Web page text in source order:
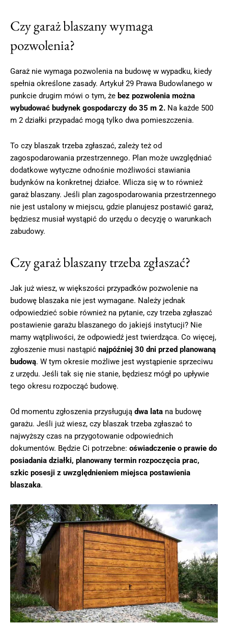
Czy garaż blaszany wymaga
pozwolenia?
Garaż nie wymaga pozwolenia na budowę w wypadku, kiedy
spełnia określone zasady. Artykuł 29 Prawa Budowlanego w
punkcie drugim mówi o tym, że bez pozwolenia można
wybudować budynek gospodarczy do 35 m 2. Na każde 500
m 2 działki przypadać mogą tylko dwa pomieszczenia.
To czy blaszak trzeba zgłaszać, zależy też od
zagospodarowania przestrzennego. Plan może uwzględniać
dodatkowe wytyczne odnośnie możliwości stawiania
budynków na konkretnej działce. Wlicza się w to również
garaż blaszany. Jeśli plan zagospodarowania przestrzennego
nie jest ustalony w miejscu, gdzie planujesz postawić garaż,
będziesz musiał wystąpić do urzędu o decyzję o warunkach
zabudowy.
Czy garaż blaszany trzeba zgłaszać?
Jak już wiesz, w większości przypadków pozwolenie na
budowę blaszaka nie jest wymagane. Należy jednak
odpowiedzieć sobie również na pytanie, czy trzeba zgłaszać
postawienie garażu blaszanego do jakiejś instytucji? Nie
mamy wątpliwości, że odpowiedź jest twierdząca. Co więcej,
zgłoszenie musi nastąpić najpóźniej 30 dni przed planowaną
budową. W tym okresie możliwe jest wystąpienie sprzeciwu
z urzędu. Jeśli tak się nie stanie, będziesz mógł po upływie
tego okresu rozpocząć budowę.
Od momentu zgłoszenia przysługują dwa lata na budowę
garażu. Jeśli już wiesz, czy blaszak trzeba zgłaszać to
najwyższy czas na przygotowanie odpowiednich
dokumentów. Będzie Ci potrzebne: oświadczenie o prawie do
posiadania działki, planowany termin rozpoczęcia prac,
szkic posesji z uwzględnieniem miejsca postawienia
blaszaka.